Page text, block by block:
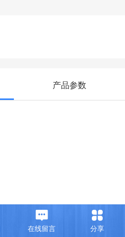
产品参数
在线留言 分享